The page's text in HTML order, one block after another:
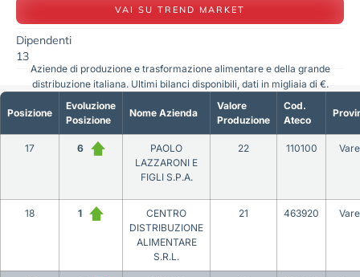
VAI SU TREND MARKET
Dipendenti
13
Posizione
Evoluzione
Posizione
Nome Azienda
Valore
Produzione
Cod.
Ateco
17 6
PAOLO
LAZZARONI E
FIGLI S.P.A.
22 110100
18 1
CENTRO
DISTRIBUZIONE
ALIMENTARE
S.R.L.
21 463920
Aziende di produzione e trasformazione alimentare e della grande
distribuzione italiana. Ultimi bilanci disponibili, dati in migliaia di €.